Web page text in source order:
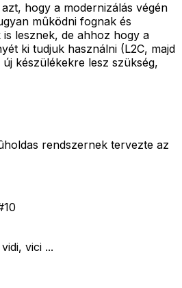
hogy a modernizálás végén
mûködni fognak és
lesznek, de ahhoz hogy a
ki tudjuk használni (L2C, majd
készülékekre lesz szükség,
rendszernek tervezte az
10
vici ...